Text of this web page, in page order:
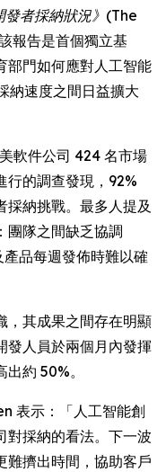
發者採納狀況》(The
報告是首個獨立基
部門如何應對人工智能
納速度之間日益擴大
軟件公司 424 名市場
行的調查發現，92%
採納挑戰。最多人提及
團隊之間缺乏協調
品每週發佈時難以確
，其成果之間存在明顯
發人員於兩個月內發揮
約 50%。
表示：「人工智能創
對採納的看法。下一波
難擠出時間，協助客戶